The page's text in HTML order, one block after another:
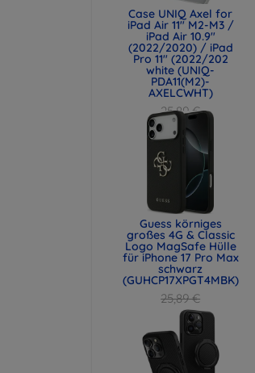
Case UNIQ Axel for
iPad Air 11" M2-M3 /
iPad Air 10.9"
(2022/2020) / iPad
Pro 11" (2022/202
white (UNIQ-
PDA11(M2)-
AXELCWHT)
25,89 €
19,42 €
Guess körniges
großes 4G & Classic
Logo MagSafe Hülle
für iPhone 17 Pro Max
schwarz
(GUHCP17XPGT4MBK)
25,89 €
19,42 €